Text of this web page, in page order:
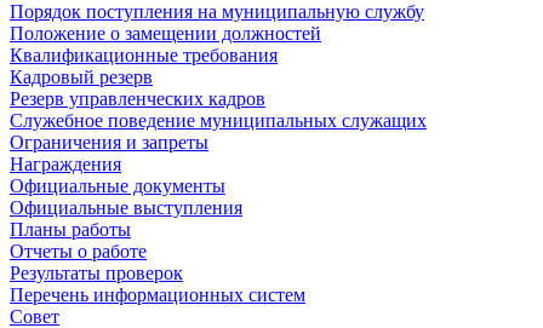
Порядок поступления на муниципальную службу
Положение о замещении должностей
Квалификационные требования
Кадровый резерв
Резерв управленческих кадров
Служебное поведение муниципальных служащих
Ограничения и запреты
Награждения
Официальные документы
Официальные выступления
Планы работы
Отчеты о работе
Результаты проверок
Перечень информационных систем
Совет